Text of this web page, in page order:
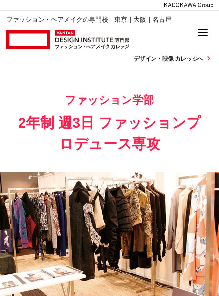
ファッション・ヘアメイクの専門校 東京｜大阪｜名古屋
デザイン・ 映像 カレッジへ
ファッション学部
2年制 週3日 ファッションプ
ロデュース専攻